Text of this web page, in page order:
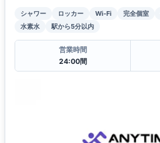
シャワー ロッカー Wi-Fi 完全個室
水素水
駅から5分以内
営業時間
24:00間